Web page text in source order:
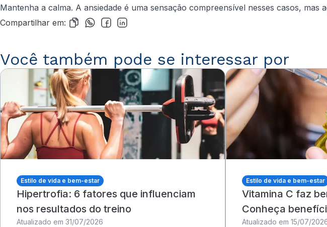
Mantenha a calma. A ansiedade é uma sensação compreensível nesses casos, mas
Compartilhar em:
Você também pode se interessar por
Estilo de vida e bem-estar
Hipertrofia: 6 fatores que influenciam
nos resultados do treino
Atualizado em 31/07/2026
Estilo de vida e bem-estar
Vitamina C faz
Conheça
Atualizado em 15/07/